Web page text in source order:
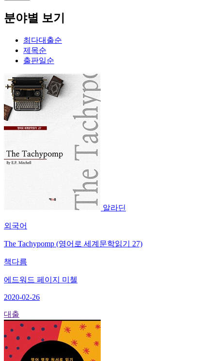
분야별 보기
최다대출순
제목순
출판일순
알라딘
외국어
The Tachypomp (영어로 세계문학읽기 27)
책다름
에드워드 페이지 미첼
2020-02-26
대출